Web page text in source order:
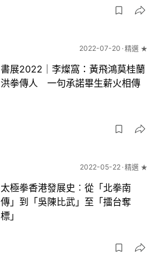
2022-07-20 精選 ★
書展2022｜李燦窩：黃飛鴻莫桂蘭
洪拳傳人 一句承諾畢生薪火相傳
2022-05-22 精選 ★
太極拳香港發展史︰從「北拳南
傳」到「吳陳比武」至「擂台奪
標」